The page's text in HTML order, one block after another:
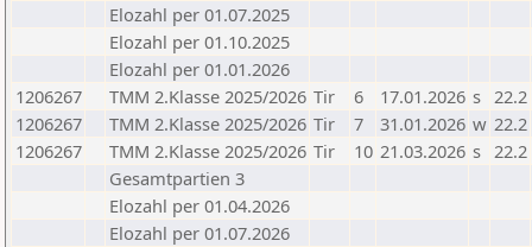
Elozahl per 01.07.2025
Elozahl per 01.10.2025
Elozahl per 01.01.2026
1206267
TMM 2.Klasse 2025/2026 Tir 6 17.01.2026 s 22.2
1206267
TMM 2.Klasse 2025/2026 Tir 7 31.01.2026 w 22.2
1206267
TMM 2.Klasse 2025/2026 Tir 10 21.03.2026 s 22.2
Gesamtpartien 3
Elozahl per 01.04.2026
Elozahl per 01.07.2026